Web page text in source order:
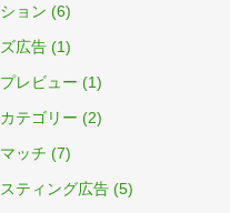
ョン (6)
広告 (1)
レビュー (1)
テゴリー (2)
ッチ (7)
ティング広告 (5)